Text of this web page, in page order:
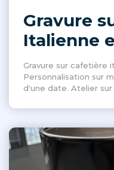
Gravure
Italienne
Gravure sur cafetière
Personnalisation sur
d'une date. Atelier sur